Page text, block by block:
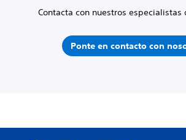
Contacta con nuestros especialistas
Ponte en contacto con